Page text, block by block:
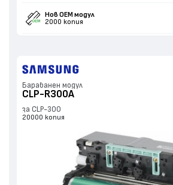
Нов ОЕМ модул
2000 копия
Барабанен модул
CLP-R300A
за CLP-300
20000 копия